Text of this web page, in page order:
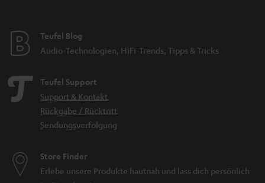
Teufel Blog
Audio-Technologien, HiFi-Trends, Tipps & Tricks
Teufel Support
Support & Kontakt
Rückgabe / Rücktritt
Sendungsverfolgung
Store Finder
Erlebe unsere Produkte hautnah und lass dich persönlich